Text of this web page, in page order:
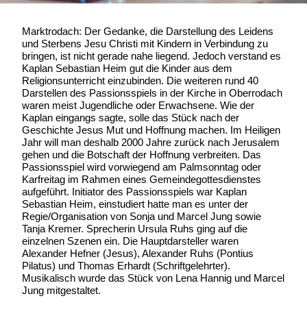
Marktrodach: Der Gedanke, die Darstellung des Leidens
und Sterbens Jesu Christi mit Kindern in Verbindung zu
bringen, ist nicht gerade nahe liegend. Jedoch verstand es
Kaplan Sebastian Heim gut die Kinder aus dem
Religionsunterricht einzubinden. Die weiteren rund 40
Darstellen des Passionsspiels in der Kirche in Oberrodach
waren meist Jugendliche oder Erwachsene. Wie der
Kaplan eingangs sagte, solle das Stück nach der
Geschichte Jesus Mut und Hoffnung machen. Im Heiligen
Jahr will man deshalb 2000 Jahre zurück nach Jerusalem
gehen und die Botschaft der Hoffnung verbreiten. Das
Passionsspiel wird vorwiegend am Palmsonntag oder
Karfreitag im Rahmen eines Gemeindegottesdienstes
aufgeführt. Initiator des Passionsspiels war Kaplan
Sebastian Heim, einstudiert hatte man es unter der
Regie/Organisation von Sonja und Marcel Jung sowie
Tanja Kremer. Sprecherin Ursula Ruhs ging auf die
einzelnen Szenen ein. Die Hauptdarsteller waren
Alexander Hefner (Jesus), Alexander Ruhs (Pontius
Pilatus) und Thomas Erhardt (Schriftgelehrter).
Musikalisch wurde das Stück von Lena Hannig und Marcel
Jung mitgestaltet.